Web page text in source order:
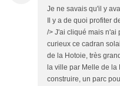
Je ne savais qu'il y
Il y a de quoi profiter
/> J'ai cliqué mais n'ai
curieux ce cadran
de la Hotoie, très
la ville par Melle de
construire, un parc